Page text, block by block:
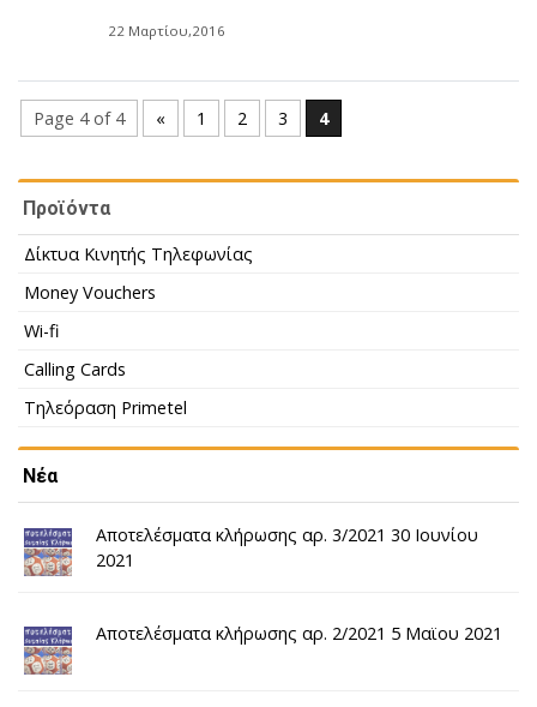
22 Μαρτίου,2016
Page 4 of 4 « 1 2 3 4
Προϊόντα
Δίκτυα Κινητής Τηλεφωνίας
Money Vouchers
Wi-fi
Calling Cards
Τηλεόραση Primetel
Νέα
Αποτελέσματα κλήρωσης αρ. 3/2021 30 Ιουνίου
2021
Αποτελέσματα κλήρωσης αρ. 2/2021 5 Μαϊου 2021